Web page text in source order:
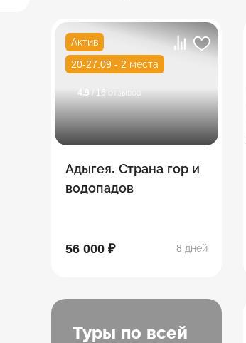
Актив
20-27.09 - 2 места
4.9 / 16 отзывов
Адыгея. Страна гор и
водопадов
56 000 ₽ 8 дней
Туры по всей